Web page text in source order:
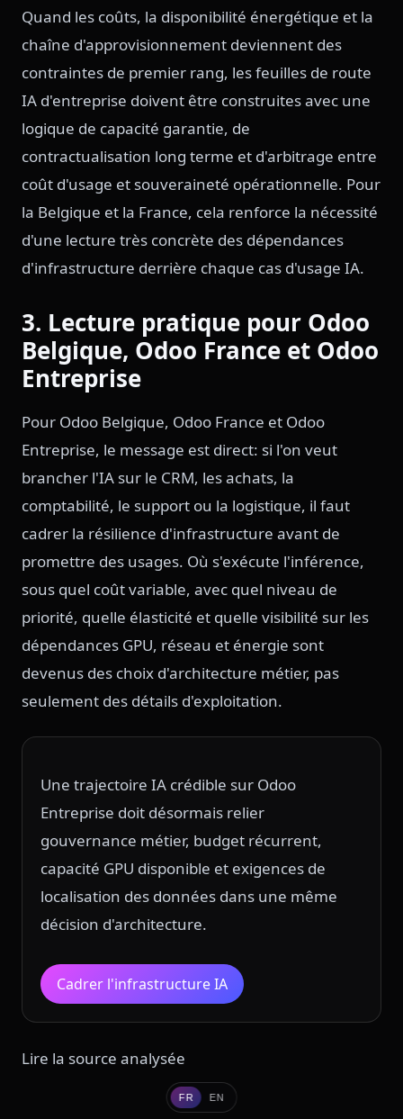
Quand les coûts, la disponibilité énergétique et la
chaîne d'approvisionnement deviennent des
contraintes de premier rang, les feuilles de route
IA d'entreprise doivent être construites avec une
logique de capacité garantie, de
contractualisation long terme et d'arbitrage entre
coût d'usage et souveraineté opérationnelle. Pour
la Belgique et la France, cela renforce la nécessité
d'une lecture très concrète des dépendances
d'infrastructure derrière chaque cas d'usage IA.
3. Lecture pratique pour Odoo
Belgique, Odoo France et Odoo
Entreprise
Pour Odoo Belgique, Odoo France et Odoo
Entreprise, le message est direct: si l'on veut
brancher l'IA sur le CRM, les achats, la
comptabilité, le support ou la logistique, il faut
cadrer la résilience d'infrastructure avant de
promettre des usages. Où s'exécute l'inférence,
sous quel coût variable, avec quel niveau de
priorité, quelle élasticité et quelle visibilité sur les
dépendances GPU, réseau et énergie sont
devenus des choix d'architecture métier, pas
seulement des détails d'exploitation.
Une trajectoire IA crédible sur Odoo
Entreprise doit désormais relier
gouvernance métier, budget récurrent,
capacité GPU disponible et exigences de
localisation des données dans une même
décision d'architecture.
Cadrer l'infrastructure IA
Lire la source analysée
FR EN